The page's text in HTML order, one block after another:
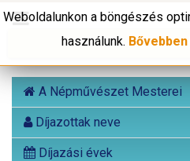
A Népművészet Mesterei
Díjazottak neve
Díjazási évek
Weboldalunkon a böngészés
használunk. Bővebben